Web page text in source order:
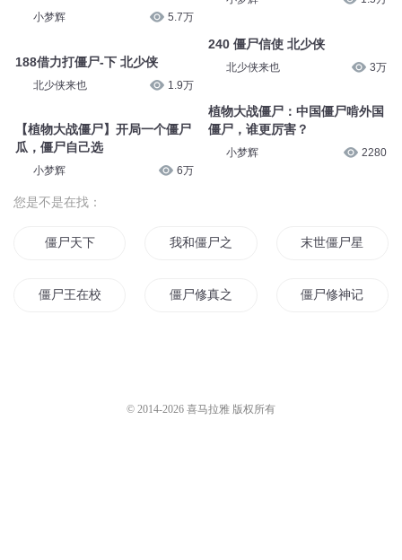
小梦辉 5.7万
188借力打僵尸-下 北少侠
北少侠来也 1.9万
【植物大战僵尸】开局一个僵尸
瓜，僵尸自己选
小梦辉 6万
240 僵尸信使 北少侠
北少侠来也 3万
植物大战僵尸：中国僵尸啃外国
僵尸，谁更厉害？
小梦辉 2280
您是不是在找：
僵尸天下 我和僵尸之王 末世僵尸星主
僵尸王在校内 僵尸修真之僵神之路 僵尸修神记
© 2014-2026 喜马拉雅 版权所有